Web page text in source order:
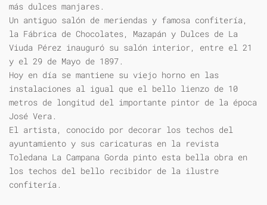
más dulces manjares.
Un antiguo salón de meriendas y famosa confitería,
la Fábrica de Chocolates, Mazapán y Dulces de La
Viuda Pérez inauguró su salón interior, entre el 21
y el 29 de Mayo de 1897.
Hoy en día se mantiene su viejo horno en las
instalaciones al igual que el bello lienzo de 10
metros de longitud del importante pintor de la época
José Vera.
El artista, conocido por decorar los techos del
ayuntamiento y sus caricaturas en la revista
Toledana La Campana Gorda pinto esta bella obra en
los techos del bello recibidor de la ilustre
confitería.